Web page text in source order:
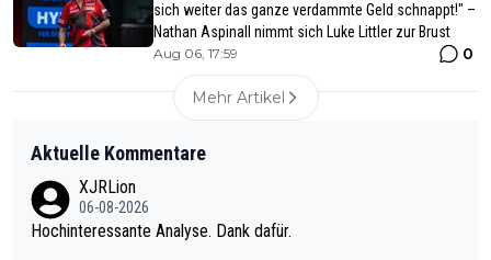
sich weiter das ganze verdammte Geld schnappt!" –
Nathan Aspinall nimmt sich Luke Littler zur Brust
Aug 06, 17:59 0
Mehr Artikel
Aktuelle Kommentare
XJRLion
06-08-2026
Hochinteressante Analyse. Dank dafür.